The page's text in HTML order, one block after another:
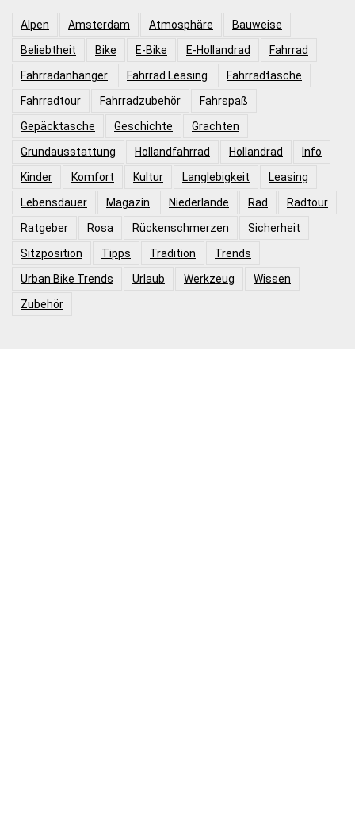
Alpen Amsterdam Atmosphäre
Bauweise
Beliebtheit
Bike E-Bike E-Hollandrad
Fahrrad
Fahrradanhänger
Fahrrad Leasing
Fahrradtasche
Fahrradtour
Fahrradzubehör
Fahrspaß
Gepäcktasche
Geschichte
Grachten
Grundausstattung
Hollandfahrrad Hollandrad
Info
Kinder
Komfort Kultur Langlebigkeit
Leasing
Lebensdauer
Magazin Niederlande Rad
Radtour
Ratgeber
Rosa Rückenschmerzen
Sicherheit
Sitzposition
Tipps Tradition
Trends
Urban Bike Trends
Urlaub Werkzeug
Wissen
Zubehör